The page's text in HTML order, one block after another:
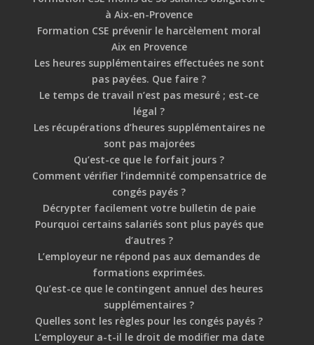
à Aix-en-Provence
Formation CSE prévenir le harcèlement moral
Aix en Provence
Les heures supplémentaires effectuées ne sont
pas payées. Que faire ?
Le temps de travail n’est pas mesuré ; est-ce
légal ?
Les récupérations d’heures supplémentaires ne
sont pas majorées
Qu’est-ce que le forfait jours ?
Comment vérifier l’indemnité compensatrice de
congés payés ?
Décrypter facilement votre bulletin de paie
Pourquoi certains salariés sont plus payés que
d’autres ?
L’employeur ne répond pas aux demandes de
formations exprimées.
Qu’est-ce que le contingent annuel des heures
supplémentaires ?
Quelles sont les règles pour les congés payés ?
L’employeur a-t-il le droit de modifier ma date